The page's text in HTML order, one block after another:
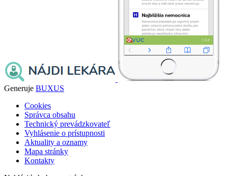
Generuje BUXUS
Cookies
Správca obsahu
Technický prevádzkovateľ
Vyhlásenie o prístupnosti
Aktuality a oznamy
Mapa stránky
Kontakty